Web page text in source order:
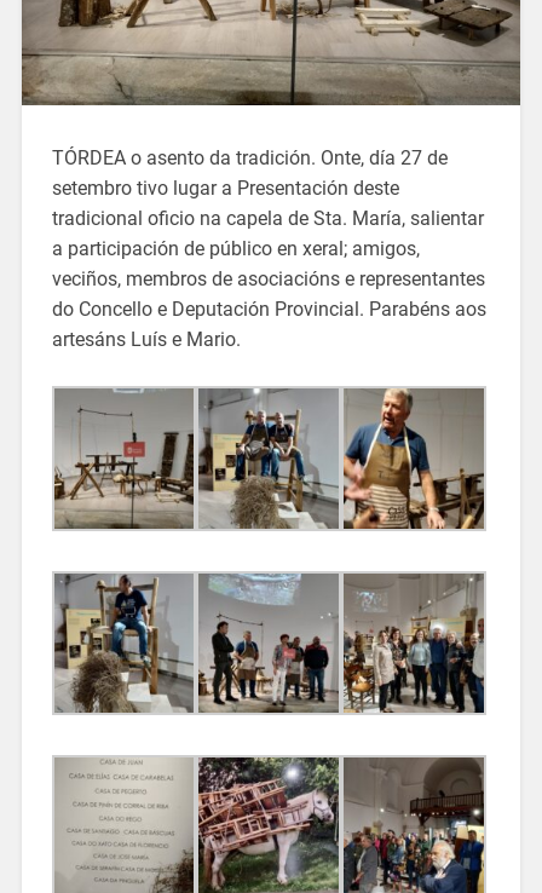
TÓRDEA o asento da tradición. Onte, día 27 de
setembro tivo lugar a Presentación deste
tradicional oficio na capela de Sta. María, salientar
a participación de público en xeral; amigos,
veciños, membros de asociacións e representantes
do Concello e Deputación Provincial. Parabéns aos
artesáns Luís e Mario.